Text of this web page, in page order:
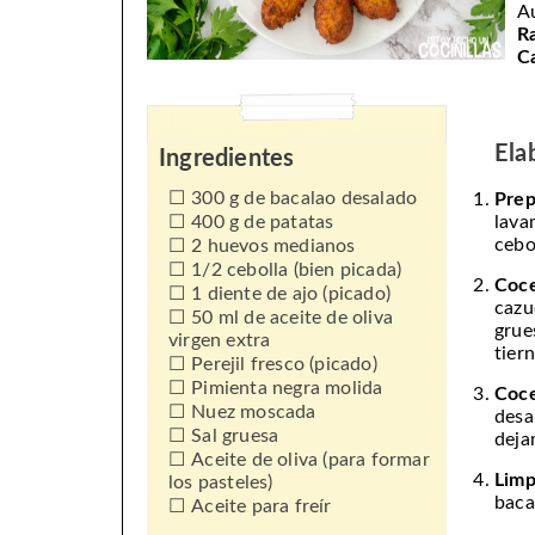
Ingredientes
300 g de bacalao desalado
400 g de patatas
2 huevos medianos
1/2 cebolla (bien picada)
1 diente de ajo (picado)
50 ml de aceite de oliva
virgen extra
Perejil fresco (picado)
Pimienta negra molida
Nuez moscada
Sal gruesa
Aceite de oliva (para formar
los pasteles)
Aceite para freír